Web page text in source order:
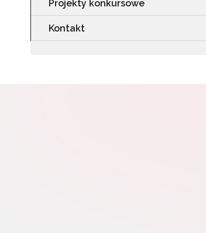
Projekty konkursowe
Kontakt